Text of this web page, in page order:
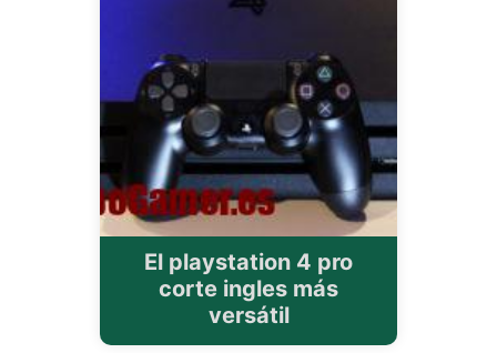
El playstation 4 pro
corte ingles más
versátil